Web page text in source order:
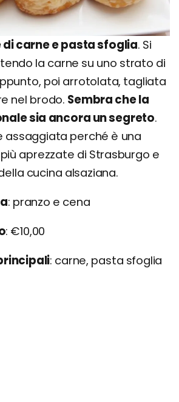
di carne e pasta sfoglia. Si
la carne su uno strato di
poi arrotolata, tagliata
nel brodo. Sembra che la
sia ancora un segreto.
assaggiata perché è una
aprezzate di Strasburgo e
cucina alsaziana.
pranzo e cena
€10,00
carne, pasta sfoglia